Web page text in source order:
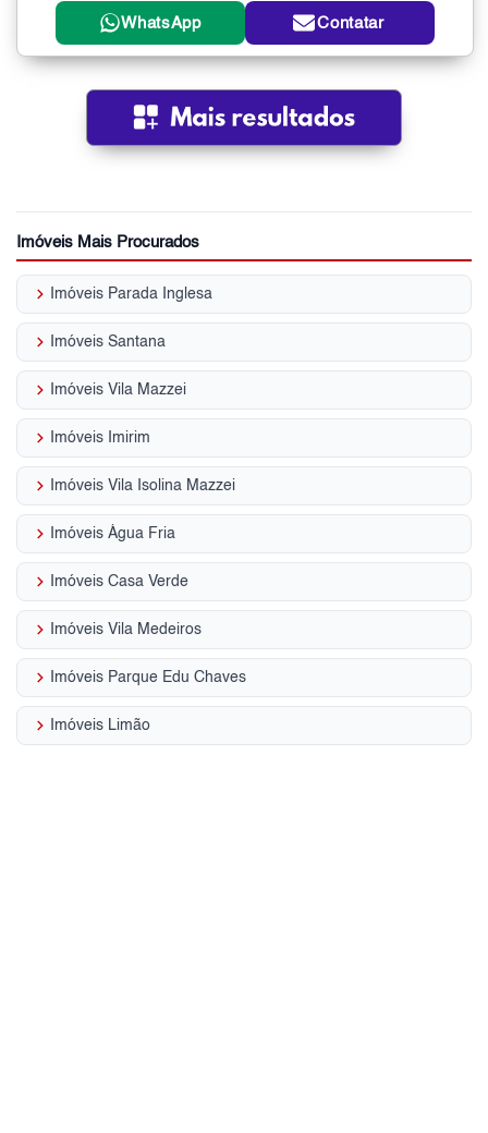
WhatsApp Contatar
Imóveis Mais Procurados
keyboard_arrow_right Imóveis Parada Inglesa
keyboard_arrow_right Imóveis Santana
keyboard_arrow_right Imóveis Vila Mazzei
keyboard_arrow_right Imóveis Imirim
keyboard_arrow_right Imóveis Vila Isolina Mazzei
keyboard_arrow_right Imóveis Água Fria
keyboard_arrow_right Imóveis Casa Verde
keyboard_arrow_right Imóveis Vila Medeiros
keyboard_arrow_right Imóveis Parque Edu Chaves
keyboard_arrow_right Imóveis Limão